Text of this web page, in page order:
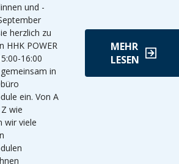
und -
herzlich zu
HHK POWER
16:00
in
ein. Von A
wie
wir viele
MEHR
LESEN